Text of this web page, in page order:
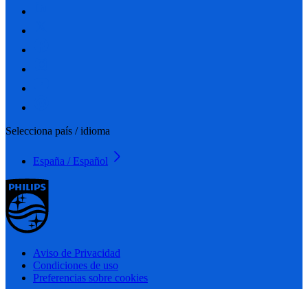
Selecciona país / idioma
España / Español
Aviso de Privacidad
Condiciones de uso
Preferencias sobre cookies